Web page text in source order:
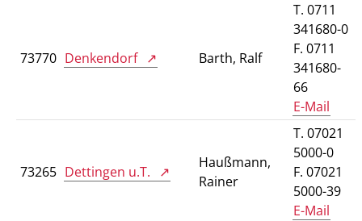
73770 Denkendorf Barth, Ralf
T. 0711
341680-0
F. 0711
341680-
66
E-Mail
73265 Dettingen u.T.
Haußmann,
Rainer
T. 07021
5000-0
F. 07021
5000-39
E-Mail